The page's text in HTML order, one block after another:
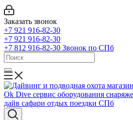
Заказать звонок
+7 921 916-82-30
+7 921 916-82-30
+7 812 916-82-30 Звонок по СПб